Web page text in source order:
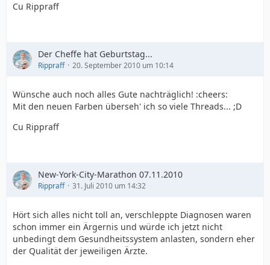
Cu Rippraff
Der Cheffe hat Geburtstag...
Rippraff 20. September 2010 um 10:14
Wünsche auch noch alles Gute nachträglich! :cheers:
Mit den neuen Farben überseh' ich so viele Threads... ;D
Cu Rippraff
New-York-City-Marathon 07.11.2010
Rippraff 31. Juli 2010 um 14:32
Hört sich alles nicht toll an, verschleppte Diagnosen waren
schon immer ein Ärgernis und würde ich jetzt nicht
unbedingt dem Gesundheitssystem anlasten, sondern eher
der Qualität der jeweiligen Ärzte.